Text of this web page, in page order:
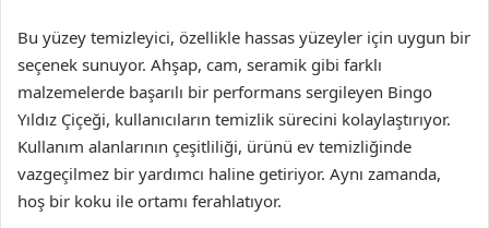
Bu yüzey temizleyici, özellikle hassas yüzeyler için uygun bir
seçenek sunuyor. Ahşap, cam, seramik gibi farklı
malzemelerde başarılı bir performans sergileyen Bingo
Yıldız Çiçeği, kullanıcıların temizlik sürecini kolaylaştırıyor.
Kullanım alanlarının çeşitliliği, ürünü ev temizliğinde
vazgeçilmez bir yardımcı haline getiriyor. Aynı zamanda,
hoş bir koku ile ortamı ferahlatıyor.